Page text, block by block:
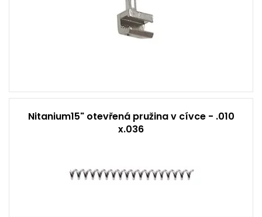
Nitanium15" otevřená pružina v cívce - .010
x.036